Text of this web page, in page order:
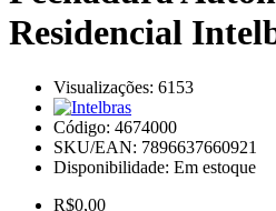
Residencial
Visualizações: 6153
Código: 4674000
SKU/EAN: 7896637660921
Disponibilidade: Em estoque
R$0,00